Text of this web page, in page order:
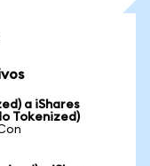
a iShares
Tokenized)